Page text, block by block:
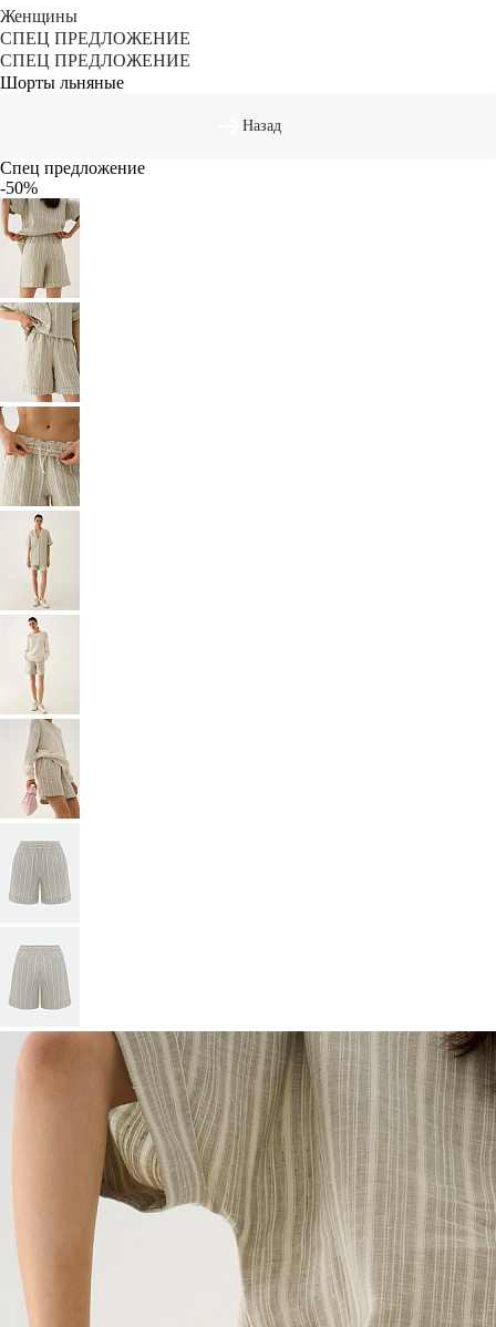
Женщины
СПЕЦ ПРЕДЛОЖЕНИЕ
СПЕЦ ПРЕДЛОЖЕНИЕ
Шорты льняные
Назад
Спец предложение
-50%